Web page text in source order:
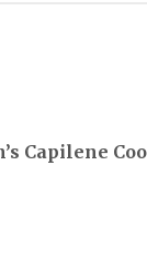
Capilene